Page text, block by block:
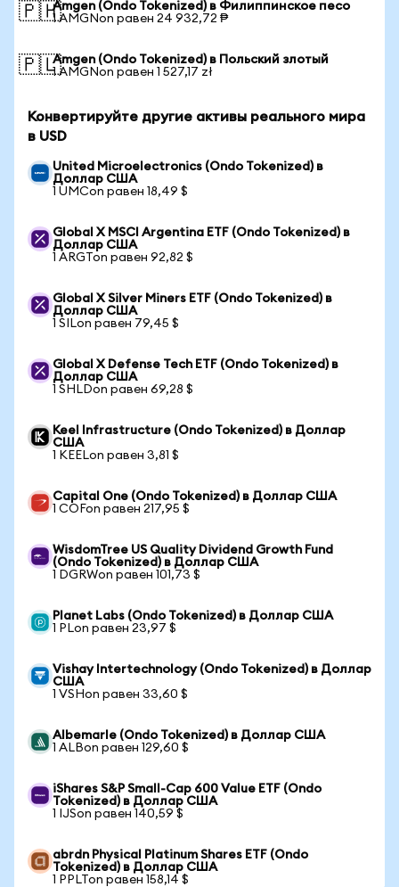
🇵🇭Amgen (Ondo Tokenized) в Филиппинское песо
1 AMGNon равен 24 932,72 ₱
🇵🇱Amgen (Ondo Tokenized) в Польский злотый
1 AMGNon равен 1 527,17 zł
Конвертируйте другие активы реального мира
в USD
United Microelectronics (Ondo Tokenized) в
Доллар США
1 UMCon равен 18,49 $
Global X MSCI Argentina ETF (Ondo Tokenized) в
Доллар США
1 ARGTon равен 92,82 $
Global X Silver Miners ETF (Ondo Tokenized) в
Доллар США
1 SILon равен 79,45 $
Global X Defense Tech ETF (Ondo Tokenized) в
Доллар США
1 SHLDon равен 69,28 $
Keel Infrastructure (Ondo Tokenized) в Доллар
США
1 KEELon равен 3,81 $
Capital One (Ondo Tokenized) в Доллар США
1 COFon равен 217,95 $
WisdomTree US Quality Dividend Growth Fund
(Ondo Tokenized) в Доллар США
1 DGRWon равен 101,73 $
Planet Labs (Ondo Tokenized) в Доллар США
1 PLon равен 23,97 $
Vishay Intertechnology (Ondo Tokenized) в Доллар
США
1 VSHon равен 33,60 $
Albemarle (Ondo Tokenized) в Доллар США
1 ALBon равен 129,60 $
iShares S&P Small-Cap 600 Value ETF (Ondo
Tokenized) в Доллар США
1 IJSon равен 140,59 $
abrdn Physical Platinum Shares ETF (Ondo
Tokenized) в Доллар США
1 PPLTon равен 158,14 $